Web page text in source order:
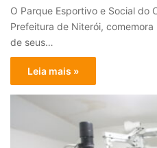
O Parque Esportivo e Social do
Prefeitura de Niterói,
de seus…
Leia mais »